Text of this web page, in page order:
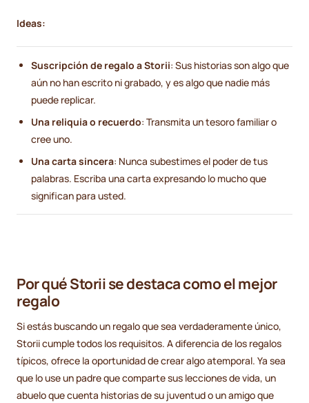
Ideas:
Suscripción de regalo a Storii: Sus historias son algo que
aún no han escrito ni grabado, y es algo que nadie más
puede replicar.
Una reliquia o recuerdo: Transmita un tesoro familiar o
cree uno.
Una carta sincera: Nunca subestimes el poder de tus
palabras. Escriba una carta expresando lo mucho que
significan para usted.
Por qué Storii se destaca como el mejor
regalo
Si estás buscando un regalo que sea verdaderamente único,
Storii cumple todos los requisitos. A diferencia de los regalos
típicos, ofrece la oportunidad de crear algo atemporal. Ya sea
que lo use un padre que comparte sus lecciones de vida, un
abuelo que cuenta historias de su juventud o un amigo que